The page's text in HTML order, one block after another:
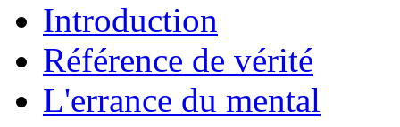
Introduction
Référence de vérité
L'errance du mental